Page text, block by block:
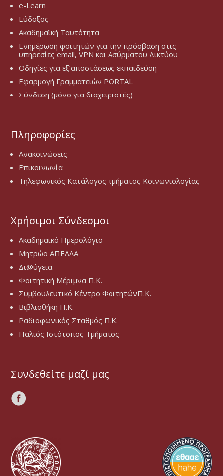
e-Learn
Εύδοξος
Ακαδημαϊκή Ταυτότητα
Ενημέρωση φοιτητών για την πρόσβαση στις
υπηρεσίες email, VPN και Ασύρματου Δικτύου
Οδηγίες για εξ’αποστάσεως εκπαιδεύση
Εφαρμογή Γραμματειών PORTAL
Σύνδεση (μόνο για διαχειριστές)
Πληροφορίες
Ανακοινώσεις
Επικοινωνία
Τηλεφωνικός Κατάλογος τμήματος Κοινωνιολογίας
Χρήσιμοι Σύνδεσμοι
Ακαδημαϊκό Ημερολόγιο
Μητρώο ΑΠΕΛΛΑ
Δι@ύγεια
Φοιτητική Μέριμνα Π.Κ.
Συμβουλευτικό Κέντρο ΦοιτητώνΠ.Κ.
Βιβλιοθήκη Π.Κ.
Ραδιοφωνικός Σταθμός Π.Κ.
Παλιός Ιστότοπος Τμήματος
Συνδεθείτε μαζί μας